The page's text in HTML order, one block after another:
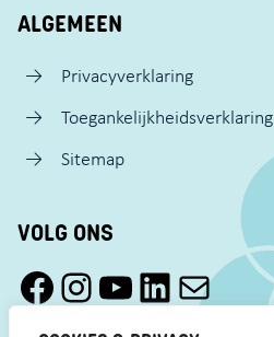
ALGEMEEN
Privacyverklaring
Toegankelijkheidsverklaring
Sitemap
VOLG ONS
Facebook Pact Zaandam OostInstagram Pact Zaandam OostYouTube Pact Zaandam OostLinkedIn
Mail